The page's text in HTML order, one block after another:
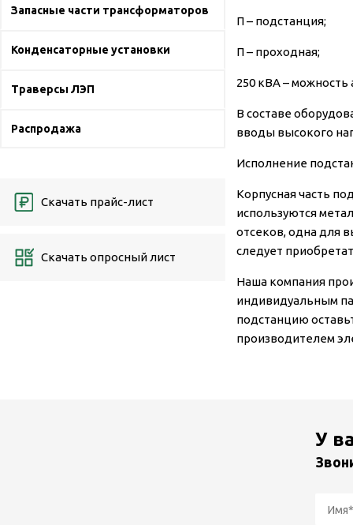
Запасные части трансформаторов
Конденсаторные установки
Траверсы ЛЭП
Распродажа
Скачать прайс-лист
Скачать опросный лист
П – подстанция;
П – проходная;
250 кВА – можность
В составе
вводы высокого
Исполнение
Корпусная часть
используются
отсеков, одна для
следует
Наша компания
индивидуальным
подстанцию
производителем
У